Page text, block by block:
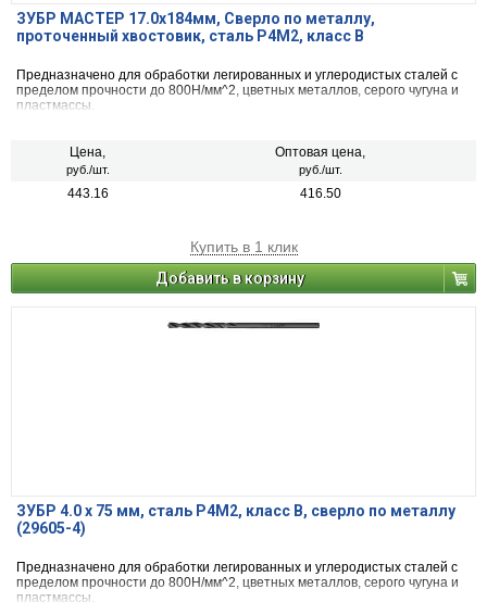
ЗУБР МАСТЕР 17.0х184мм, Сверло по металлу,
проточенный хвостовик, сталь Р4М2, класс В
Предназначено для обработки легированных и углеродистых сталей с
пределом прочности до 800Н/мм^2, цветных металлов, серого чугуна и
пластмассы.
Цена,
руб./шт.
Оптовая цена,
руб./шт.
443.16 416.50
Купить в 1 клик
Добавить в корзину
ЗУБР 4.0 х 75 мм, сталь Р4М2, класс В, сверло по металлу
(29605-4)
Предназначено для обработки легированных и углеродистых сталей с
пределом прочности до 800Н/мм^2, цветных металлов, серого чугуна и
пластмассы.